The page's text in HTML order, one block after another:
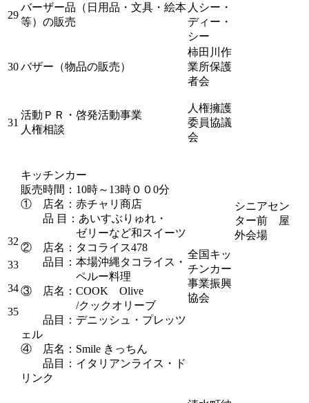
29
バーザー品（日用品・文具・絵本
等）の販売
人シー・
ディー・
シー
30 バザー（物品の販売）
柿田川作
業所保護
者会
シニアセン
ター前 屋
外会場
31
活動ＰＲ・啓発活動事業
人権相談
人権擁護
委員協議
会
32
33
34
35
キッチンカー
販売時間：10時～13時００0分
① 店名：赤チャリ商店
品 目：あいすぶりゅれ・
ゼリーなど和スイーツ
② 店名：タコライス478
品目：本場沖縄タコライス・
ペルー料理
③ 店名：COOK Olive
/クックオリーブ
品目：デニッシュ・プレッツ
ェル
④ 店名：Smile きっちん
品目：イタリアンライス・ド
リンク
全国キッ
チンカー
事業振興
協会